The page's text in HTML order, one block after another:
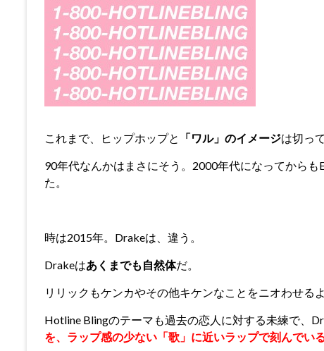
これまで、ヒップホップと 「ワル」のイメージは切っ
90年代なんかはまさにそう。2000年代になってから
た。
時は2015年。Drakeは、違う。
Drakeはあくまでも自然体だ。
リリックもケンカやその他キケンなことをニオわせる
Hotline Blingのテーマも過去の恋人に対する未練で、
を、ラップ感の少ない「歌」に近いラップで刻んでいる